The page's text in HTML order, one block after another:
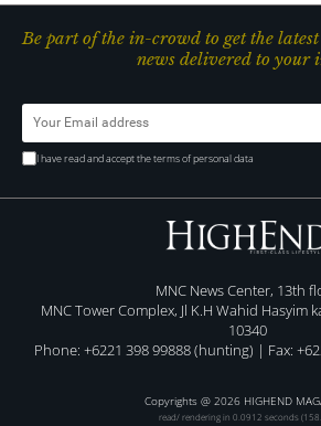
Be part of the in-crowd to get the
news delivered to your
I have read and accept the terms of personal data
MNC News Center, 13th
MNC Tower Complex, Jl K.H Wahid Hasyim
10340
Phone: +6221 398 99888 (hunting) | Fax:
Copyrights @ 2026 HIGHEND
read/ rendering in 0.0912 seconds